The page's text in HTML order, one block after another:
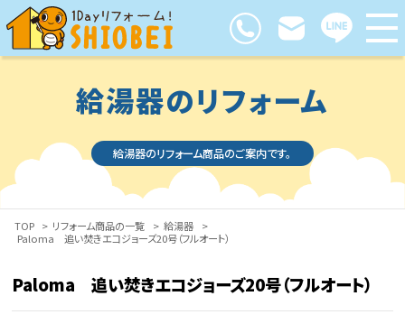
給湯器のリフォーム
給湯器のリフォーム商品のご案内です。
TOP > リフォーム商品の一覧 > 給湯器
>
Paloma 追い焚きエコジョーズ20号（フルオート）
Paloma 追い焚きエコジョーズ20号（フルオート）